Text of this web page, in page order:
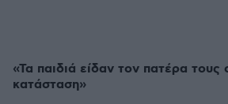
«Τα παιδιά είδαν τον πατέρα τους
κατάσταση»